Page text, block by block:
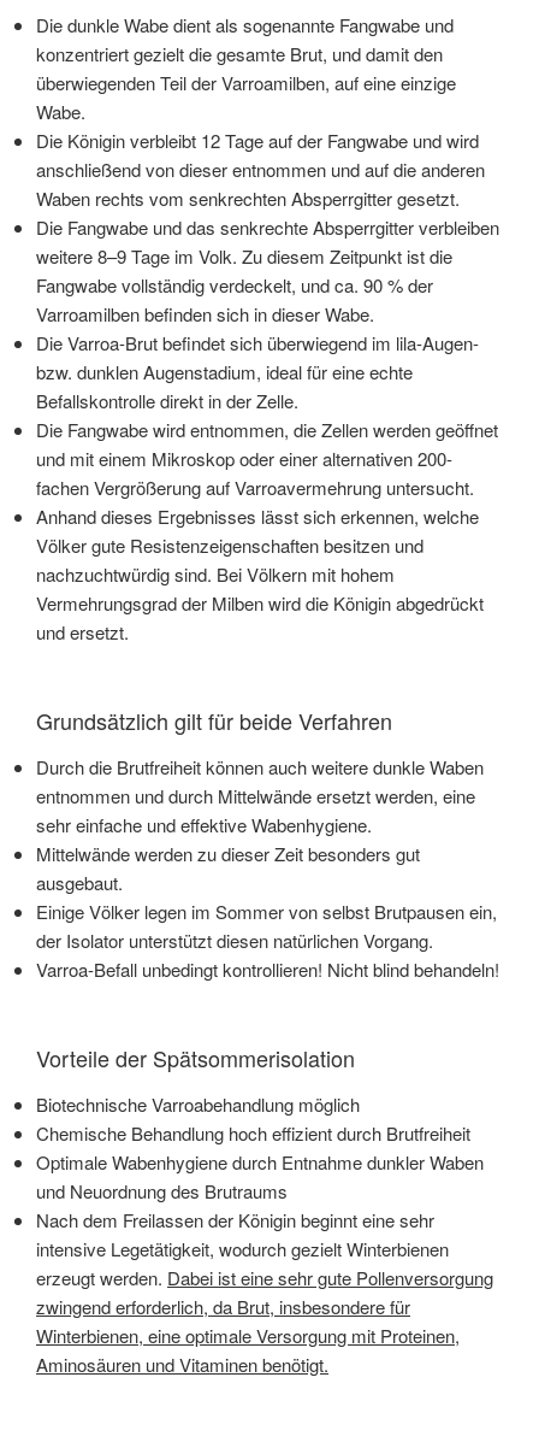
Die dunkle Wabe dient als sogenannte Fangwabe und
konzentriert gezielt die gesamte Brut, und damit den
überwiegenden Teil der Varroamilben, auf eine einzige
Wabe.
Die Königin verbleibt 12 Tage auf der Fangwabe und wird
anschließend von dieser entnommen und auf die anderen
Waben rechts vom senkrechten Absperrgitter gesetzt.
Die Fangwabe und das senkrechte Absperrgitter verbleiben
weitere 8–9 Tage im Volk. Zu diesem Zeitpunkt ist die
Fangwabe vollständig verdeckelt, und ca. 90 % der
Varroamilben befinden sich in dieser Wabe.
Die Varroa-Brut befindet sich überwiegend im lila-Augen-
bzw. dunklen Augenstadium, ideal für eine echte
Befallskontrolle direkt in der Zelle.
Die Fangwabe wird entnommen, die Zellen werden geöffnet
und mit einem Mikroskop oder einer alternativen 200-
fachen Vergrößerung auf Varroavermehrung untersucht.
Anhand dieses Ergebnisses lässt sich erkennen, welche
Völker gute Resistenzeigenschaften besitzen und
nachzuchtwürdig sind. Bei Völkern mit hohem
Vermehrungsgrad der Milben wird die Königin abgedrückt
und ersetzt.
Grundsätzlich gilt für beide Verfahren
Durch die Brutfreiheit können auch weitere dunkle Waben
entnommen und durch Mittelwände ersetzt werden, eine
sehr einfache und effektive Wabenhygiene.
Mittelwände werden zu dieser Zeit besonders gut
ausgebaut.
Einige Völker legen im Sommer von selbst Brutpausen ein,
der Isolator unterstützt diesen natürlichen Vorgang.
Varroa-Befall unbedingt kontrollieren! Nicht blind behandeln!
Vorteile der Spätsommerisolation
Biotechnische Varroabehandlung möglich
Chemische Behandlung hoch effizient durch Brutfreiheit
Optimale Wabenhygiene durch Entnahme dunkler Waben
und Neuordnung des Brutraums
Nach dem Freilassen der Königin beginnt eine sehr
intensive Legetätigkeit, wodurch gezielt Winterbienen
erzeugt werden. Dabei ist eine sehr gute Pollenversorgung
zwingend erforderlich, da Brut, insbesondere für
Winterbienen, eine optimale Versorgung mit Proteinen,
Aminosäuren und Vitaminen benötigt.